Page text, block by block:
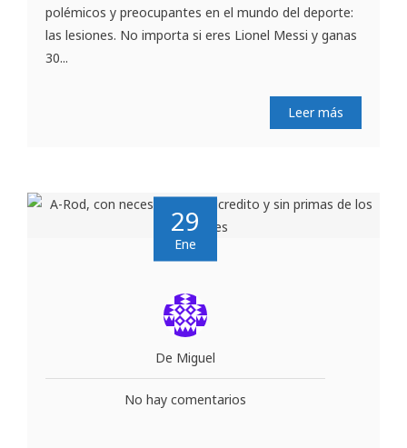
polémicos y preocupantes en el mundo del deporte:
las lesiones. No importa si eres Lionel Messi y ganas
30...
Leer más
29
Ene
De Miguel
No hay comentarios